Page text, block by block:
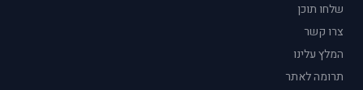
שלחו תוכן
צרו קשר
המלץ עלינו
תרומה לאתר